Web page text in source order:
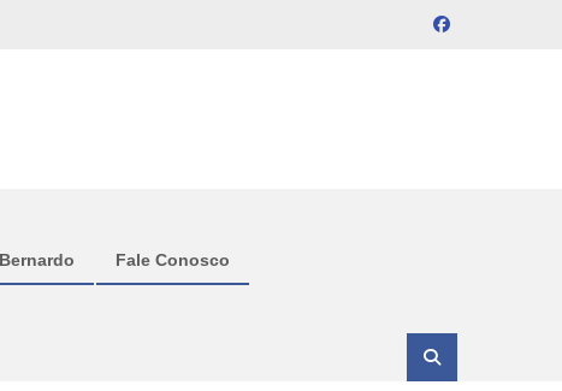
Fale Conosco